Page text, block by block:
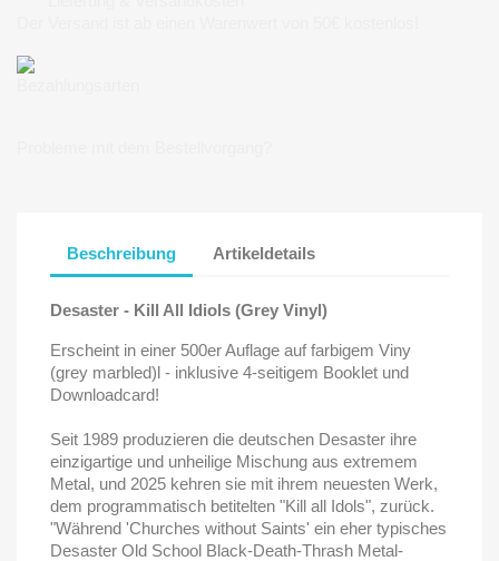
Beschreibung Artikeldetails
Desaster - Kill All Idiols (Grey Vinyl)
Erscheint in einer 500er Auflage auf farbigem Viny
(grey marbled)l - inklusive 4-seitigem Booklet und
Downloadcard!
Seit 1989 produzieren die deutschen Desaster ihre
einzigartige und unheilige Mischung aus extremem
Metal, und 2025 kehren sie mit ihrem neuesten Werk,
dem programmatisch betitelten "Kill all Idols", zurück.
"Während 'Churches without Saints' ein eher typisches
Desaster Old School Black-Death-Thrash Metal-